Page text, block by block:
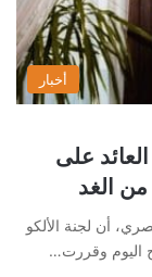
أخبار
على
من الغد
أن لجنة الألكو
اليوم وقررت…